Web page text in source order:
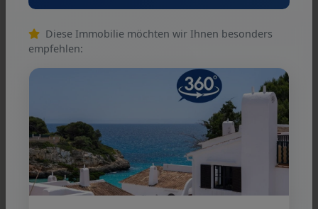
Condiciones generales
Nos referimos a nuestros términos y
condiciones. A través de más utilizar nuestros
servicios usted explicar su conocimiento y
consentimiento.
Diese Immobilie möchten wir Ihnen besonders
empfehlen: